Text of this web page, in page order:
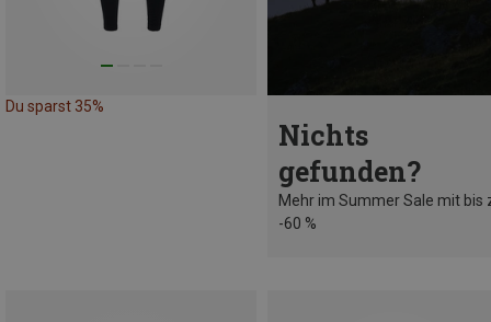
Du sparst 35%
Nichts
gefunden?
Mehr im Summer Sale mit bis
-60 %